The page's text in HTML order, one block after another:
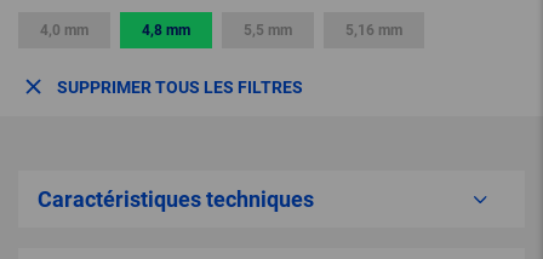
4,0 mm 4,8 mm 5,5 mm 5,16 mm
SUPPRIMER TOUS LES FILTRES
Caractéristiques techniques